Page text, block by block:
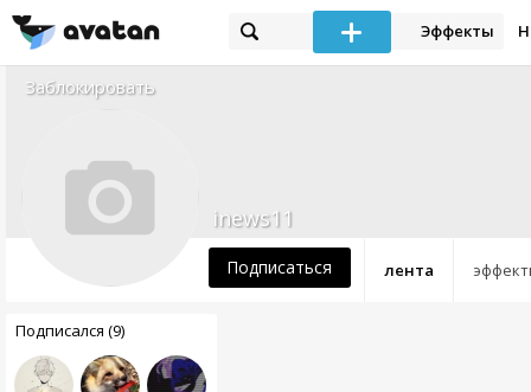
Эффекты
Заблокировать
лента
inews11
Подписаться
Подписался (9)